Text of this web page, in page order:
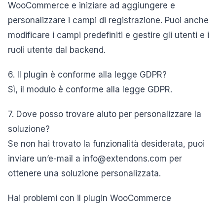
WooCommerce e iniziare ad aggiungere e
personalizzare i campi di registrazione. Puoi anche
modificare i campi predefiniti e gestire gli utenti e i
ruoli utente dal backend.
6. Il plugin è conforme alla legge GDPR?
Sì, il modulo è conforme alla legge GDPR.
7. Dove posso trovare aiuto per personalizzare la
soluzione?
Se non hai trovato la funzionalità desiderata, puoi
inviare un’e-mail a info@extendons.com per
ottenere una soluzione personalizzata.
Hai problemi con il plugin WooCommerce